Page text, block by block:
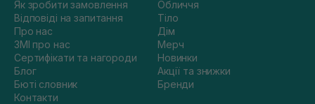
Як зробити замовлення
Відповіді на запитання
Про нас
ЗМІ про нас
Сертифікати та нагороди
Блог
Бюті словник
Контакти
Обличчя
Тіло
Дім
Мерч
Новинки
Акції та знижки
Бренди